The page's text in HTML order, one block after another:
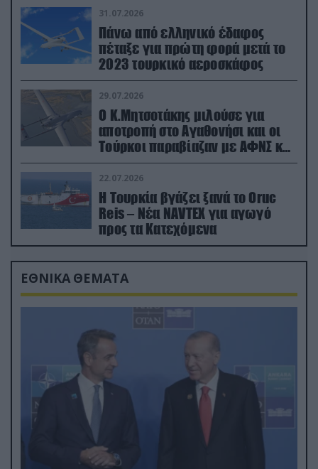
31.07.2026
Πάνω από ελληνικό έδαφος
πέταξε για πρώτη φορά μετά το
2023 τουρκικό αεροσκάφος
29.07.2026
Ο Κ.Μητσοτάκης μιλούσε για
αποτροπή στο Αγαθονήσι και οι
Τούρκοι παραβίαζαν με ΑΦΝΣ και
drone
22.07.2026
Η Τουρκία βγάζει ξανά το Oruc
Reis – Νέα NAVTEX για αγωγό
προς τα Κατεχόμενα
ΕΘΝΙΚΑ ΘΕΜΑΤΑ